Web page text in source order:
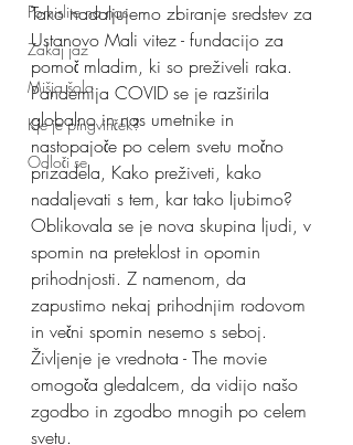
Pomislite na nas
Zakaj jaz
Mišja šola
Kje je pingvinček?
Odloči se
Tako nadaljujemo zbiranje sredstev za
Ustanovo Mali vitez - fundacijo za
pomoč mladim, ki so preživeli raka.
Pandemija COVID se je razširila
globalno in nas umetnike in
nastopajoče po celem svetu močno
prizadela, Kako preživeti, kako
nadaljevati s tem, kar tako ljubimo?
Oblikovala se je nova skupina ljudi, v
spomin na preteklost in opomin
prihodnjosti. Z namenom, da
zapustimo nekaj prihodnjim rodovom
in večni spomin nesemo s seboj.
Življenje je vrednota - The movie
omogoča gledalcem, da vidijo našo
zgodbo in zgodbo mnogih po celem
svetu.